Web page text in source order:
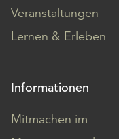
Veranstaltungen
Lernen & Erleben
Informationen
Mitmachen im